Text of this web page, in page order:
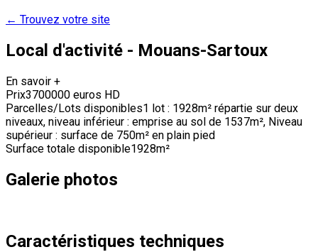
← Trouvez votre site
Local d'activité - Mouans-Sartoux
En savoir +
Prix3700000 euros HD
Parcelles/Lots disponibles1 lot : 1928m² répartie sur deux
niveaux, niveau inférieur : emprise au sol de 1537m², Niveau
supérieur : surface de 750m² en plain pied
Surface totale disponible1928m²
Galerie photos
Caractéristiques techniques